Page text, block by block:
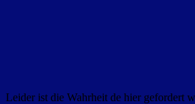
Leider ist die Wahrheit de hier gefordert